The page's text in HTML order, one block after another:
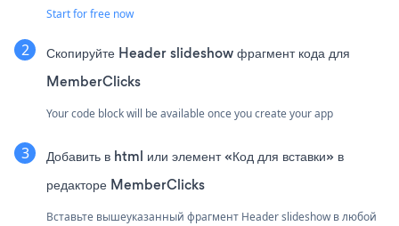
Start for free now
Скопируйте Header slideshow фрагмент кода для
MemberClicks
Your code block will be available once you create your app
Добавить в html или элемент «Код для вставки» в
редакторе MemberClicks
Вставьте вышеуказанный фрагмент Header slideshow в любой